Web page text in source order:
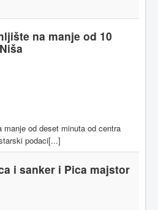
na manje od 10
manje od deset minuta od centra
podaci[...]
i sanker i Pica majstor